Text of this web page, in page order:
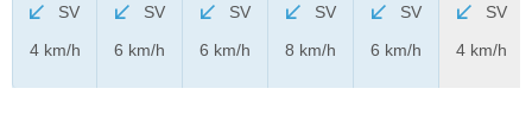
SV
4 km/h
SV
6 km/h
SV
6 km/h
SV
8 km/h
SV
6 km/h
SV
4 km/h